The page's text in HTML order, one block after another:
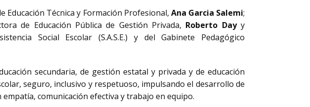
Educación Técnica y Formación Profesional, Ana Garcia Salemi;
de Educación Pública de Gestión Privada, Roberto Dayy
Social Escolar (S.A.S.E.) y del Gabinete Pedagógico
secundaria, de gestión estatal y privada y de educación
seguro, inclusivo y respetuoso, impulsando el desarrollo de
comunicación efectiva y trabajo en equipo.